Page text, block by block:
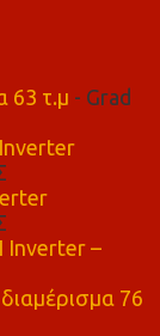
63 τ.μ - Grad
Inverter
Inverter –
76